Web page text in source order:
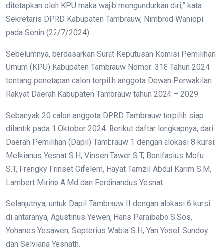
ditetapkan oleh KPU maka wajib mengundurkan diri,” kata
Sekretaris DPRD Kabupaten Tambrauw, Nimbrod Waniopi
pada Senin (22/7/2024).
Sebelumnya, berdasarkan Surat Keputusan Komisi Pemilihan
Umum (KPU) Kabupaten Tambrauw Nomor: 318 Tahun 2024
tentang penetapan calon terpilih anggota Dewan Perwakilan
Rakyat Daerah Kabupaten Tambrauw tahun 2024 – 2029.
Sebanyak 20 calon anggota DPRD Tambrauw terpilih siap
dilantik pada 1 Oktober 2024. Berikut daftar lengkapnya, dari
Daerah Pemilihan (Dapil) Tambrauw 1 dengan alokasi 8 kursi:
Melkianus Yesnat S.H, Vinsen Tawer S.T, Bonifasius Mofu
S.T, Frengky Frinset Gifelem, Hayat Tamzil Abdul Karim S.M,
Lambert Mirino A.Md dan Ferdinandus Yesnat.
Selanjutnya, untuk Dapil Tambrauw II dengan alokasi 6 kursi
di antaranya, Agustinus Yewen, Hans Paraibabo S.Sos,
Yohanes Yesawen, Septerius Wabia S.H, Yan Yosef Sundoy
dan Selviana Yesnath.